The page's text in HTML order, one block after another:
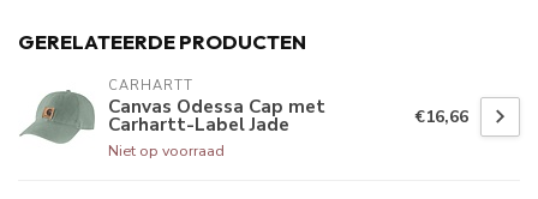
GERELATEERDE PRODUCTEN
CARHARTT
Canvas Odessa Cap met
Carhartt-Label Jade
Niet op voorraad
€16,66